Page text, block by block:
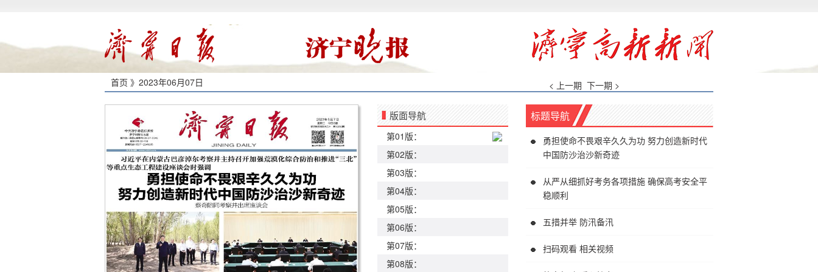
首页 》 2023年06月07日 < 上一期 下一期 >
版面导航
第01版：
第02版：
第03版：
第04版：
第05版：
第06版：
第07版：
第08版：
标题导航
勇担使命不畏艰辛久久为功 努力创造新时代
中国防沙治沙新奇迹
从严从细抓好考务各项措施 确保高考安全平
稳顺利
五措并举 防汛备汛
扫码观看 相关视频